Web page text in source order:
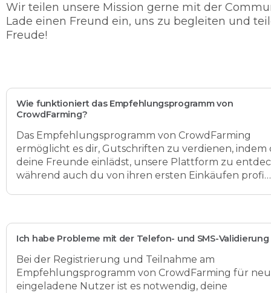
Wir teilen unsere Mission gerne mit der
Lade einen Freund ein, uns zu begleiten und
Freude!
Wie funktioniert das Empfehlungsprogramm von
CrowdFarming?
Das Empfehlungsprogramm von CrowdFarming
ermöglicht es dir, Gutschriften zu verdienen, indem
deine Freunde einlädst, unsere Plattform zu
während auch du von ihren ersten Einkäufen profi…
Ich habe Probleme mit der Telefon- und SMS-Validierung
Bei der Registrierung und Teilnahme am
Empfehlungsprogramm von CrowdFarming für
eingeladene Nutzer ist es notwendig, deine